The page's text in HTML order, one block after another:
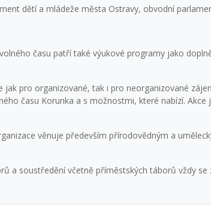
dětí a mládeže města Ostravy, obvodní
času patří také výukové programy jako
pro organizované, tak i pro neorganizované
času Korunka a s možnostmi, které nabízí.
věnuje především přírodovědným a
a soustředění včetně příměstských táborů vždy